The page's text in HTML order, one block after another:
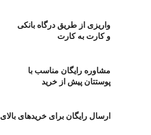
واریزی از طریق درگاه بانکی
و کارت به کارت
مشاوره رایگان مناسب با
پوستتان پیش از خرید
ارسال رایگان برای خریدهای بالای 800 هزار